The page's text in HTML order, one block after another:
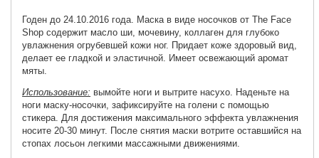
Годен до 24.10.2016 года. Маска в виде носочков отThe Face
Shop содержит масло ши, мочевину, коллаген для глубоко
увлажнения огрубевшей кожи ног. Придает коже здоровый вид,
делает ее гладкой и эластичной. Имеет освежающий аромат
мяты.
Использование: вымойте ноги и вытрите насухо. Наденьте на
ноги маску-носочки, зафиксируйте на голени с помощью
стикера. Для достижения максимального эффекта увлажнения
носите 20-30 минут. После снятия маски вотрите оставшийся на
стопах лосьон легкими массажными движениями.